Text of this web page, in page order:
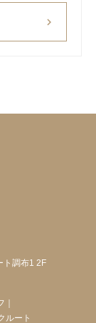
chevron_right
ト調布1 2F
｜
ルート